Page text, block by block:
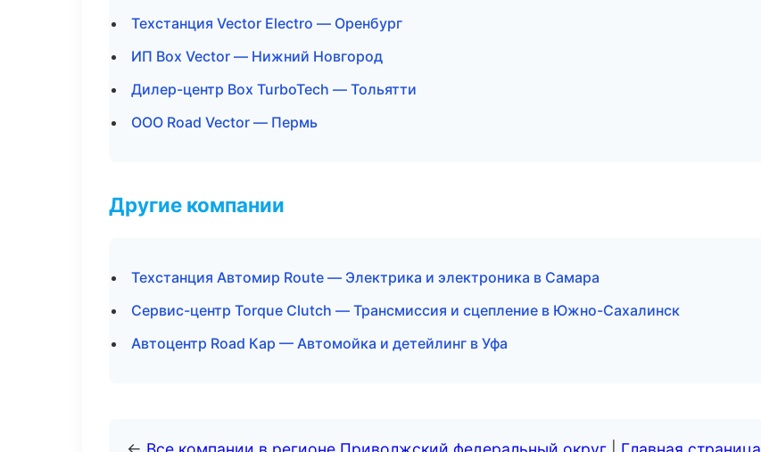
Техстанция Vector Electro — Оренбург
ИП Box Vector — Нижний Новгород
Дилер-центр Box TurboTech — Тольятти
ООО Road Vector — Пермь
Другие компании
Техстанция Автомир Route — Электрика и электроника в Самара
Сервис-центр Torque Clutch — Трансмиссия и сцепление в Южно-Сахалинск
Автоцентр Road Кар — Автомойка и детейлинг в Уфа